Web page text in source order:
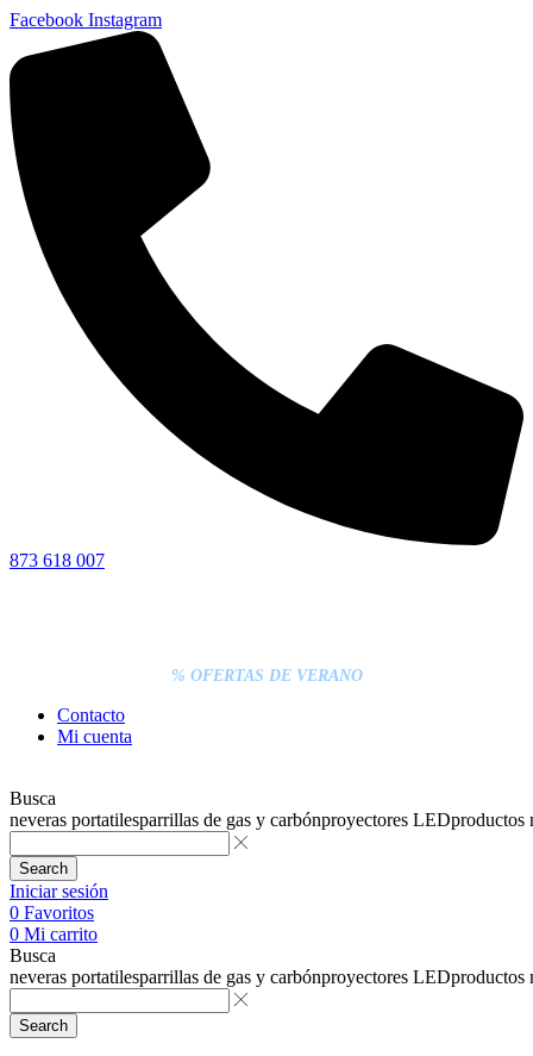
Facebook Instagram
873 618 007
% OFERTAS DE VERANO
Contacto
Mi cuenta
Busca
neveras portatilesparrillas de gas y carbónproyectores LEDproductos
Search
Iniciar sesión
0 Favoritos
0 Mi carrito
Busca
neveras portatilesparrillas de gas y carbónproyectores LEDproductos
Search